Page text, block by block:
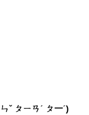
ˇ ㄆㄧㄢˊ ㄆ一ˊ)